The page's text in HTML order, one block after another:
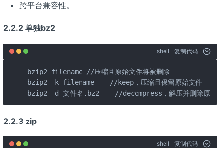
跨平台兼容性。
2.2.2 单独bz2
shell 复制代码
bzip2 filename //压缩且原始文件将被删除
bzip2 -k filename    //keep，压缩且保留原始文件
bzip2 -d 文件名.bz2    //decompress，解压并删除原始
2.2.3 zip
shell 复制代码